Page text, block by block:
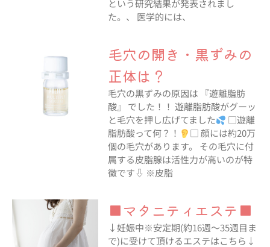
という研究結果が発表されまし
た。、 医学的には、
毛穴の開き・黒ずみの
正体は？
毛穴の黒ずみの原因は 『遊離脂肪
酸』 でした！！ 遊離脂肪酸がグーッ
と毛穴を押し広げてました
□遊離
脂肪酸って何？！
□ 顔には約20万
個の毛穴があります。 その毛穴に付
属する皮脂腺は活性力が高いのが特
徴です⇩ ※皮脂
■マタニティエステ■
↓妊娠中※安定期(約16週～35週目ま
で)に受けて頂けるエステはこちら↓